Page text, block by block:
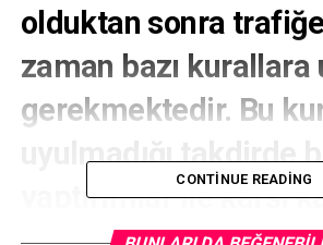
olduktan sonra trafiğe
zaman bazı kurallara
gerekmektedir. Bu
uyulmadığı takdirde
yaptırımlar ile karşı
CONTINUE READING